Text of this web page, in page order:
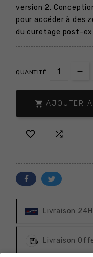
version 2.
pour accéder à des
du curetage post-
QUANTITÉ
 AJOUTER
 
Livraison 24H
Livraison